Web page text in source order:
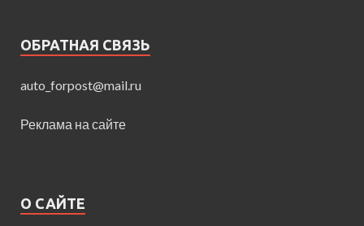
ОБРАТНАЯ СВЯЗЬ
auto_forpost@mail.ru
Реклама на сайте
О САЙТЕ